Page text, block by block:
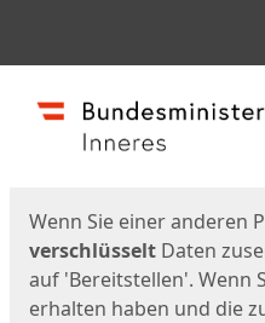
Start
Wenn Sie einer anderen
verschlüsselt Daten
auf 'Bereitstellen'. Wenn
erhalten haben und die